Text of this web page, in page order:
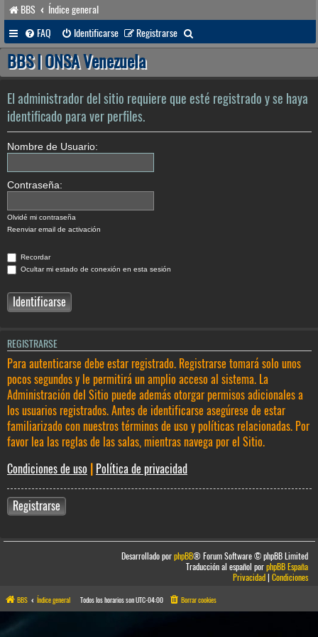
BBS
Índice general
FAQ
Identificarse Registrarse
u
r
BBS | ONSA Venezuela
El administrador del sitio requiere que esté registrado y se haya
identificado para ver perfiles.
Nombre de Usuario:
Contraseña:
Olvidé mi contraseña
Reenviar email de activación
Recordar
Ocultar mi estado de conexión en esta sesión
REGISTRARSE
Para autenticarse debe estar registrado. Registrarse tomará solo unos
pocos segundos y le permitirá un amplio acceso al sistema. La
Administración del Sitio puede además otorgar permisos adicionales a
los usuarios registrados. Antes de identificarse asegúrese de estar
familiarizado con nuestros términos de uso y políticas relacionadas. Por
favor lea las reglas de las salas, mientras navega por el Sitio.
Condiciones de uso
Política de privacidad
Registrarse
Desarrollado porphpBB® Forum Software © phpBB Limited
Traducción al español porphpBB España
Privacidad|Condiciones
BBS Índice general Todos los horarios sonUTC-04:00 Borrar cookies